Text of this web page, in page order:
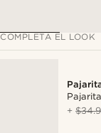
COMPLETA EL LOOK
+